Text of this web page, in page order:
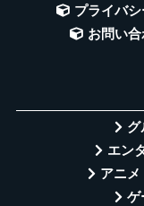
プライバ
お問い合
グ
エン
アニメ
ゲ